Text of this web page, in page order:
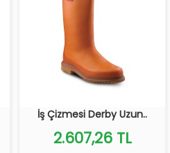
İş Çizmesi Derby Uzun..
2.607,26 TL